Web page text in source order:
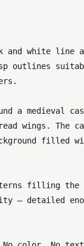
and white
outlines
a medieval
wings. The
filled
filling the
— detailed